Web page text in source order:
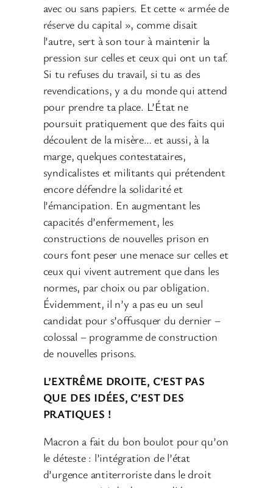
avec ou sans papiers. Et cette « armée de
réserve du capital », comme disait
l’autre, sert à son tour à maintenir la
pression sur celles et ceux qui ont un taf.
Si tu refuses du travail, si tu as des
revendications, y a du monde qui attend
pour prendre ta place. L’État ne
poursuit pratiquement que des faits qui
découlent de la misère… et aussi, à la
marge, quelques contestataires,
syndicalistes et militants qui prétendent
encore défendre la solidarité et
l’émancipation. En augmentant les
capacités d’enfermement, les
constructions de nouvelles prison en
cours font peser une menace sur celles et
ceux qui vivent autrement que dans les
normes, par choix ou par obligation.
Évidemment, il n’y a pas eu un seul
candidat pour s’offusquer du dernier –
colossal – programme de construction
de nouvelles prisons.
L’EXTRÊME DROITE, C’EST PAS
QUE DES IDÉES, C’EST DES
PRATIQUES !
Macron a fait du bon boulot pour qu’on
le déteste : l’intégration de l’état
d’urgence antiterroriste dans le droit